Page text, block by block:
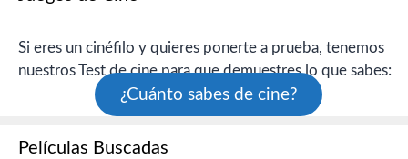
Si eres un cinéfilo y quieres ponerte a prueba, tenemos
nuestros Test de cine para que demuestres lo que sabes:
¿Cuánto sabes de cine?
Películas Buscadas